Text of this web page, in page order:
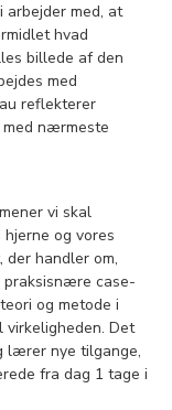
arbejder med, at
hvad
billede af den
med
reflekterer
nærmeste
vi skal
og vores
handler om,
praksisnære case-
og metode i
Det
lærer nye tilgange,
fra dag 1 tage i